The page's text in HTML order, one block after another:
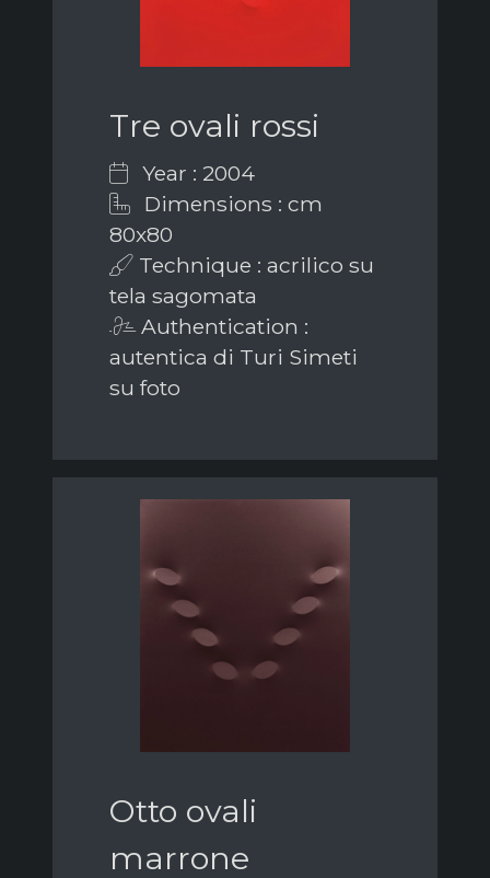
Tre ovali rossi
Year : 2004
Dimensions : cm
80x80
Technique : acrilico su
tela sagomata
Authentication :
autentica di Turi Simeti
su foto
Otto ovali
marrone